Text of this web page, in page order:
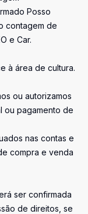
Posso
contagem de
e Car.
à área de cultura.
ou autorizamos
ou pagamento de
nas contas e
compra e venda
ser confirmada
de direitos, se